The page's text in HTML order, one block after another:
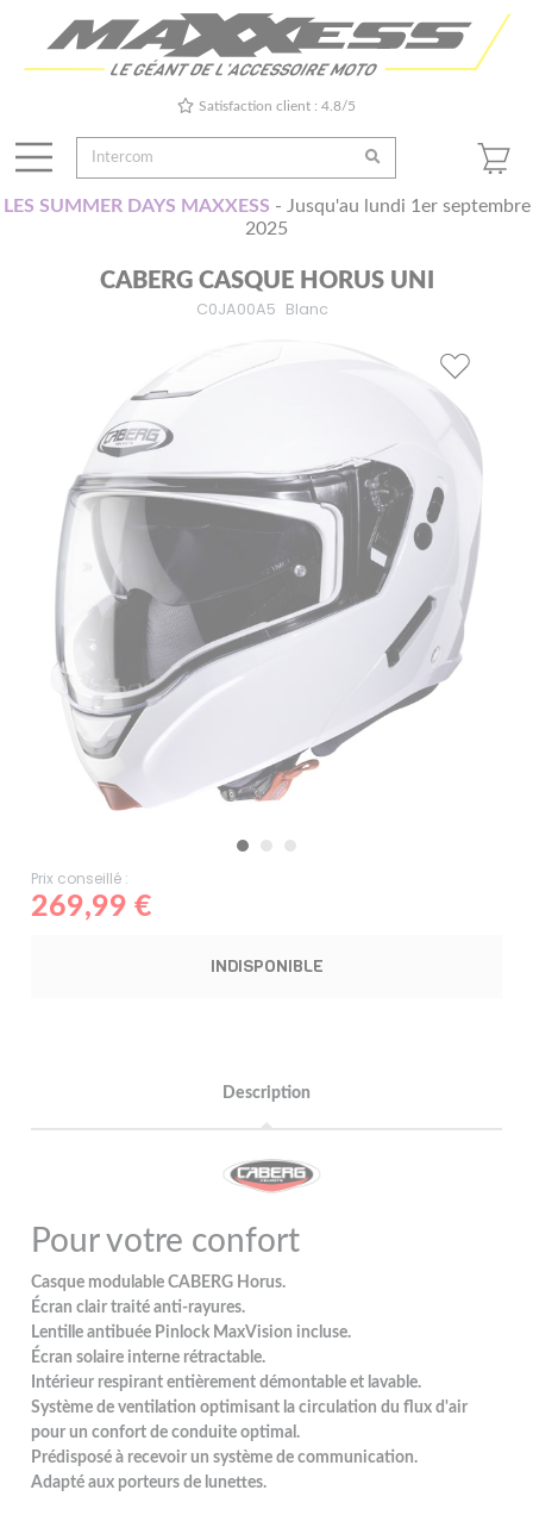
Satisfaction client : 4.8/5
LES SUMMER DAYS MAXXESS - Jusqu'au lundi 1er septembre
2025
CABERG CASQUE HORUS UNI
C0JA00A5 Blanc
Prix conseillé :
269,99 €
INDISPONIBLE
Description
Pour votre confort
Casque modulable CABERG Horus.
Écran clair traité anti-rayures.
Lentille antibuée Pinlock MaxVision incluse.
Écran solaire interne rétractable.
Intérieur respirant entièrement démontable et lavable.
Système de ventilation optimisant la circulation du flux d'air
pour un confort de conduite optimal.
Prédisposé à recevoir un système de communication.
Adapté aux porteurs de lunettes.